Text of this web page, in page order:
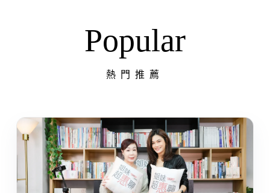
Popular
熱門推薦